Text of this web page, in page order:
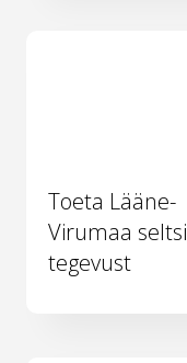
Toeta Lääne-
Virumaa seltsi
tegevust